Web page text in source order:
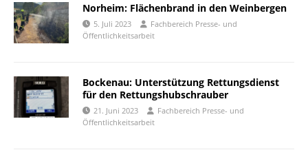
Norheim: Flächenbrand in den Weinbergen
5. Juli 2023
Fachbereich Presse- und
Öffentlichkeitsarbeit
Bockenau: Unterstützung Rettungsdienst
für den Rettungshubschrauber
21. Juni 2023
Fachbereich Presse- und
Öffentlichkeitsarbeit